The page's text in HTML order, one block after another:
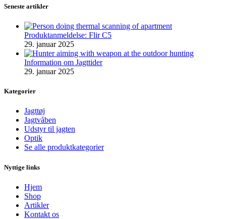
Seneste artikler
Produktanmeldelse: Flir C5
29. januar 2025
Information om Jagttider
29. januar 2025
Kategorier
Jagttøj
Jagtvåben
Udstyr til jagten
Optik
Se alle produktkategorier
Nyttige links
Hjem
Shop
Artikler
Kontakt os